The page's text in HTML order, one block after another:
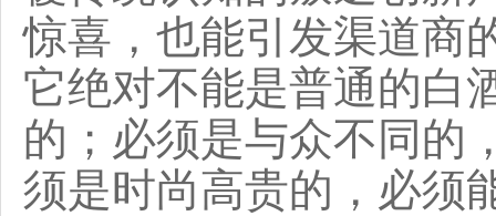
惊喜，也能引发渠道商
它绝对不能是普通的白
的；必须是与众不同的
须是时尚高贵的，必须